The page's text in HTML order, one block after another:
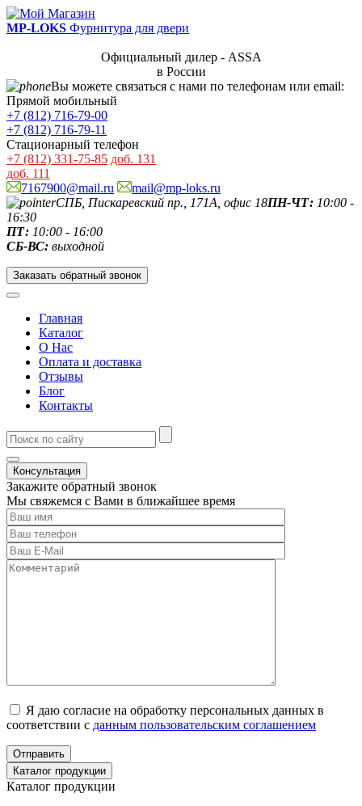
MP-LOKS Фурнитура для двери
Официальный дилер - ASSA
в России
Вы можете связаться с нами по телефонам или email:
Прямой мобильный
+7 (812) 716-79-00
+7 (812) 716-79-11
Стационарный телефон
+7 (812) 331-75-85 доб. 131
доб. 111
7167900@mail.ru
mail@mp-loks.ru
СПБ, Пискаревский пр., 171А, офис 18ПН-ЧТ: 10:00 -
16:30
ПТ: 10:00 - 16:00
СБ-ВС: выходной
Заказать обратный звонок
Главная
Каталог
О Нас
Оплата и доставка
Отзывы
Блог
Контакты
Консультация
Закажите обратный звонок
Мы свяжемся с Вами в ближайшее время
Я даю согласие на обработку персональных данных в
соответствии с данным пользовательским соглашением
Отправить
Каталог продукции
Каталог продукции